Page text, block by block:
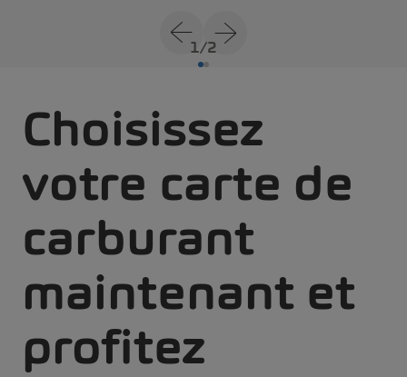
1/2
Choisissez
votre carte de
carburant
maintenant et
profitez